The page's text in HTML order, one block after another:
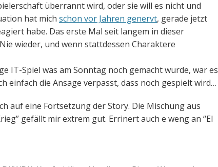
überrannt wird, oder sie will es nicht und
hat mich schon vor Jahren genervt, gerade jetzt
habe. Das erste Mal seit langem in dieser
wieder, und wenn stattdessen Charaktere
IT-Spiel was am Sonntag noch gemacht wurde, war es
einfach die Ansage verpasst, dass noch gespielt wird…
auf eine Fortsetzung der Story. Die Mischung aus
gefällt mir extrem gut. Errinert auch e weng an “El